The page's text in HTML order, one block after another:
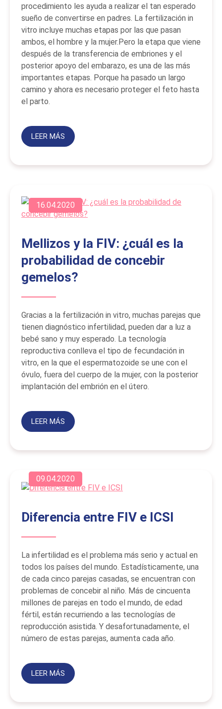
procedimiento les ayuda a realizar el tan esperado
sueño de convertirse en padres. La fertilización in
vitro incluye muchas etapas por las que pasan
ambos, el hombre y la mujer.Pero la etapa que viene
después de la transferencia de embriones y el
posterior apoyo del embarazo, es una de las más
importantes etapas. Porque ha pasado un largo
camino y ahora es necesario proteger el feto hasta
el parto.
LEER MÁS
16.04.2020
Mellizos y la FIV: ¿cuál es la
probabilidad de concebir
gemelos?
Gracias a la fertilización in vitro, muchas parejas que
tienen diagnóstico infertilidad, pueden dar a luz a
bebé sano y muy esperado. La tecnología
reproductiva conlleva el tipo de fecundación in
vitro, en la que el espermatozoide se une con el
óvulo, fuera del cuerpo de la mujer, con la posterior
implantación del embrión en el útero.
LEER MÁS
09.04.2020
Diferencia entre FIV e ICSI
La infertilidad es el problema más serio y actual en
todos los países del mundo. Estadísticamente, una
de cada cinco parejas casadas, se encuentran con
problemas de concebir al niño. Más de cincuenta
millones de parejas en todo el mundo, de edad
fértil, están recurriendo a las tecnologías de
reproducción asistida. Y desafortunadamente, el
número de estas parejas, aumenta cada año.
LEER MÁS